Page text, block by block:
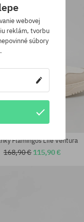
Flamingos Life Ventura
168,90 € 115,90 €
webovej
reklám, tvorbu
súbory